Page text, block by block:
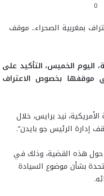
0
اليوم الخميس، التأكيد على
موقفها بخصوص الاعتراف
نيد برايس، خلال
الرئيس جو بايدن”.
حول هذه القضية، وذلك في
بشأن موضوع السيادة